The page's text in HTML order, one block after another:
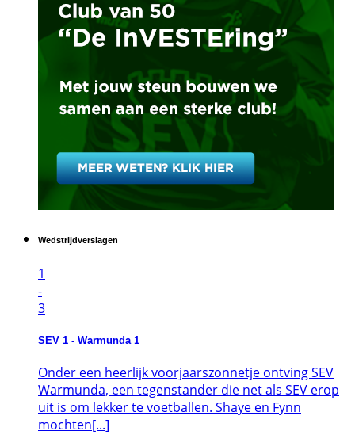
Wedstrijdverslagen
1
-
3
SEV 1 - Warmunda 1
Onder een heerlijk voorjaarszonnetje ontving SEV
Warmunda, een tegenstander die net als SEV erop
uit is om lekker te voetballen. Shaye en Fynn
mochten[...]